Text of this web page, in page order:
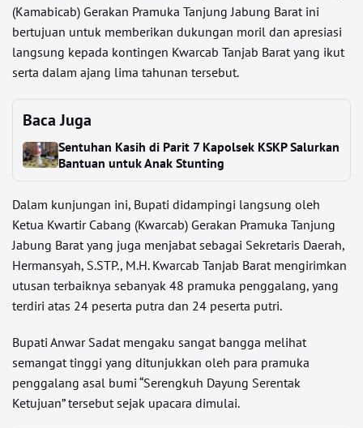
(Kamabicab) Gerakan Pramuka Tanjung Jabung Barat ini
bertujuan untuk memberikan dukungan moril dan apresiasi
langsung kepada kontingen Kwarcab Tanjab Barat yang ikut
serta dalam ajang lima tahunan tersebut.
Baca Juga
Sentuhan Kasih di Parit 7 Kapolsek KSKP Salurkan
Bantuan untuk Anak Stunting
Dalam kunjungan ini, Bupati didampingi langsung oleh
Ketua Kwartir Cabang (Kwarcab) Gerakan Pramuka Tanjung
Jabung Barat yang juga menjabat sebagai Sekretaris Daerah,
Hermansyah, S.STP., M.H. Kwarcab Tanjab Barat mengirimkan
utusan terbaiknya sebanyak 48 pramuka penggalang, yang
terdiri atas 24 peserta putra dan 24 peserta putri.
Bupati Anwar Sadat mengaku sangat bangga melihat
semangat tinggi yang ditunjukkan oleh para pramuka
penggalang asal bumi “Serengkuh Dayung Serentak
Ketujuan” tersebut sejak upacara dimulai.